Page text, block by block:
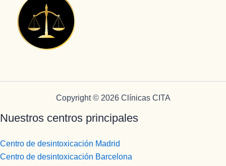
Copyright © 2026 Clínicas CITA
Nuestros centros principales
Centro de desintoxicación Madrid
Centro de desintoxicación Barcelona